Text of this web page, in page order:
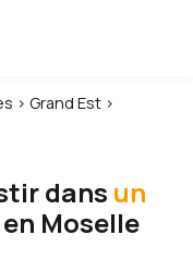
›Grand Est ›
dans un
en Moselle